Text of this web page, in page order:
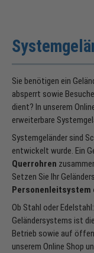
Sie benötigen ein
absperrt sowie
dient? In unserem
erweiterbare
Systemgeländer sind
entwickelt wurde. Ein
Querrohren
Setzen Sie Ihr
Personenleitsystem
Ob Stahl oder
Geländersystems ist die
Betrieb sowie auf
unserem Online Shop